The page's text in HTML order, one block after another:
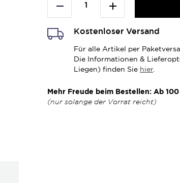
Kostenloser Versand
Für alle Artikel per
Die Informationen &
Liegen) finden Sie hier.
Mehr Freude beim Bestellen: Ab
(nur solange der Vorrat reicht)